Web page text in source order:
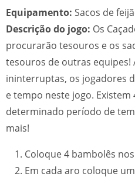
Equipamento: Sacos de
Descrição do jogo: Os
procurarão tesouros e os
tesouros de outras equipes!
ininterruptas, os jogadores
e tempo neste jogo.
determinado período de
mais!
Coloque 4 bambolês
Em cada aro coloque